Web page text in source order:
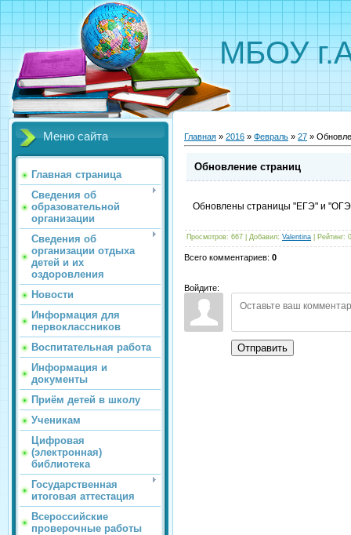
МБОУ
Меню сайта
Главная страница
Сведения об
образовательной
организации
Сведения об
организации отдыха
детей и их
оздоровления
Новости
Информация для
первоклассников
Воспитательная работа
Информация и
документы
Приём детей в школу
Ученикам
Цифровая
(электронная)
библиотека
Государственная
итоговая аттестация
Всероссийские
проверочные работы
Главная » 2016 » Февраль » 27 »
Обновление страниц
Обновлены страницы "ЕГЭ" и
Просмотров: 667 Добавил: Valentina Рейтинг:
Всего комментариев: 0
Войдите:
Отправить